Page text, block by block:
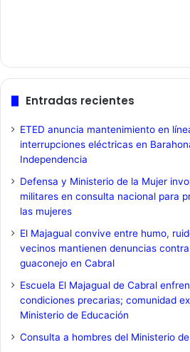
Entradas recientes
ETED anuncia mantenimiento en
interrupciones eléctricas en
Independencia
Defensa y Ministerio de la Mujer
militares en consulta nacional para
las mujeres
El Majagual convive entre humo,
vecinos mantienen denuncias
guaconejo en Cabral
Escuela El Majagual de Cabral
condiciones precarias; comunidad
Ministerio de Educación
Consulta a hombres del Ministerio